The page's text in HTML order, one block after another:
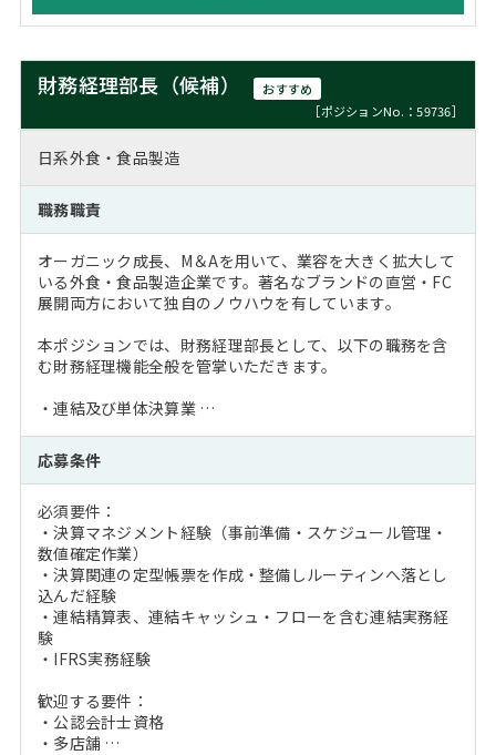
財務経理部長（候補）
おすすめ
［ポジションNo.：59736］
日系外食・食品製造
職務職責
オーガニック成長、M＆Aを用いて、業容を大きく拡大して
いる外食・食品製造企業です。著名なブランドの直営・FC
展開両方において独自のノウハウを有しています。
本ポジションでは、財務経理部長として、以下の職務を含
む財務経理機能全般を管掌いただきます。
・連結及び単体決算業 …
応募条件
必須要件：
・決算マネジメント経験（事前準備・スケジュール管理・
数値確定作業）
・決算関連の定型帳票を作成・整備しルーティンへ落とし
込んだ経験
・連結精算表、連結キャッシュ・フローを含む連結実務経
験
・IFRS実務経験
歓迎する要件：
・公認会計士資格
・多店舗 …